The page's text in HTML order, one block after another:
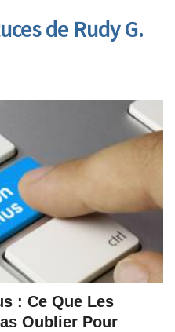
de Rudy G.
: Ce Que Les
Oublier Pour